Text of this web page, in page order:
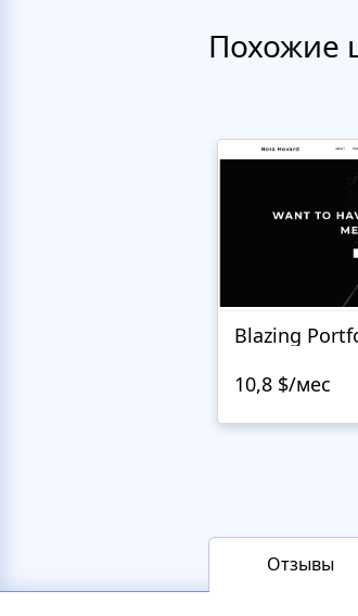
Похожие
Blazing
10,8 $/мес
Отзывы